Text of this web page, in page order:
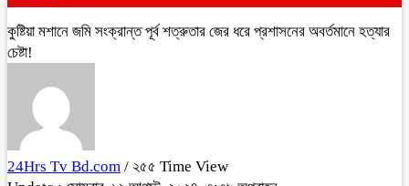
কুষ্টিয়া মশানে জমি সংক্রান্ত পূর্ব শত্রুতার জের ধরে প্রশাসনের অবর্তমানে হত্যার
চেষ্টা!
24Hrs Tv Bd.com / ২৫৫ Time View